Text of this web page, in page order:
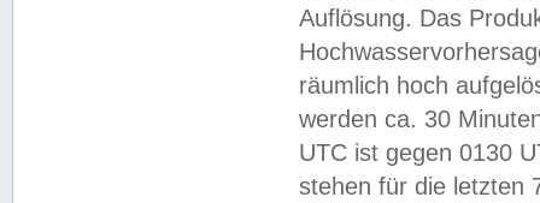
Auflösung. Das
räumlich hoch
werden ca. 30
UTC ist gegen 0130
stehen für die letzten